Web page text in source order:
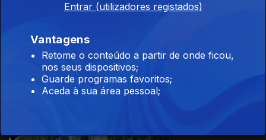
Entrar (utilizadores registados)
Vantagens
Retome o conteúdo a partir de onde ficou,
nos seus dispositivos;
Guarde programas favoritos;
Aceda à sua área pessoal;